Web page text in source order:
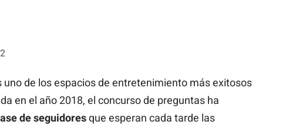
de los espacios de entretenimiento más exitosos
en el año 2018, el concurso de preguntas ha
de seguidoresque esperan cada tarde las